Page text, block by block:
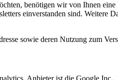
benötigen wir von Ihnen
einverstanden sind.
sowie deren Nutzung zum
Anbieter ist die Google